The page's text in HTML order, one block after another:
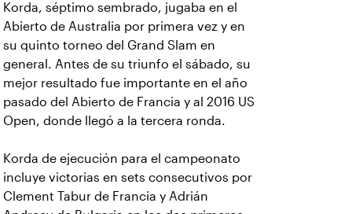
Korda, séptimo sembrado, jugaba en el
Abierto de Australia por primera vez y en
su quinto torneo del Grand Slam en
general. Antes de su triunfo el sábado, su
mejor resultado fue importante en el año
pasado del Abierto de Francia y al 2016 US
Open, donde llegó a la tercera ronda.
Korda de ejecución para el campeonato
incluye victorias en sets consecutivos por
Clement Tabur de Francia y Adrián